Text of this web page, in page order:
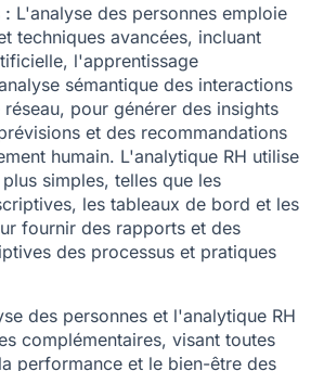
: L'analyse des personnes emploie
techniques avancées, incluant
, l'apprentissage
sémantique des interactions
pour générer des insights
et des recommandations
humain. L'analytique RH utilise
simples, telles que les
les tableaux de bord et les
fournir des rapports et des
des processus et pratiques
des personnes et l'analytique RH
complémentaires, visant toutes
performance et le bien-être des